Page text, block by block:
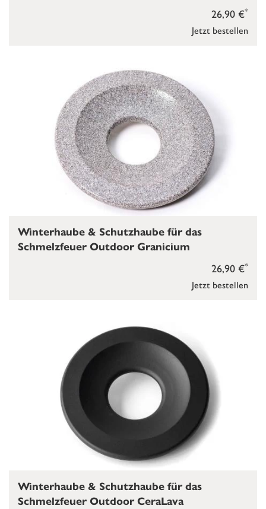
Jetzt bestellen
26,90 €*
Jetzt bestellen
26,90 €*
Winterhaube & Schutzhaube für das
Schmelzfeuer Outdoor Granicium
Winterhaube & Schutzhaube für das
Schmelzfeuer Outdoor CeraLava